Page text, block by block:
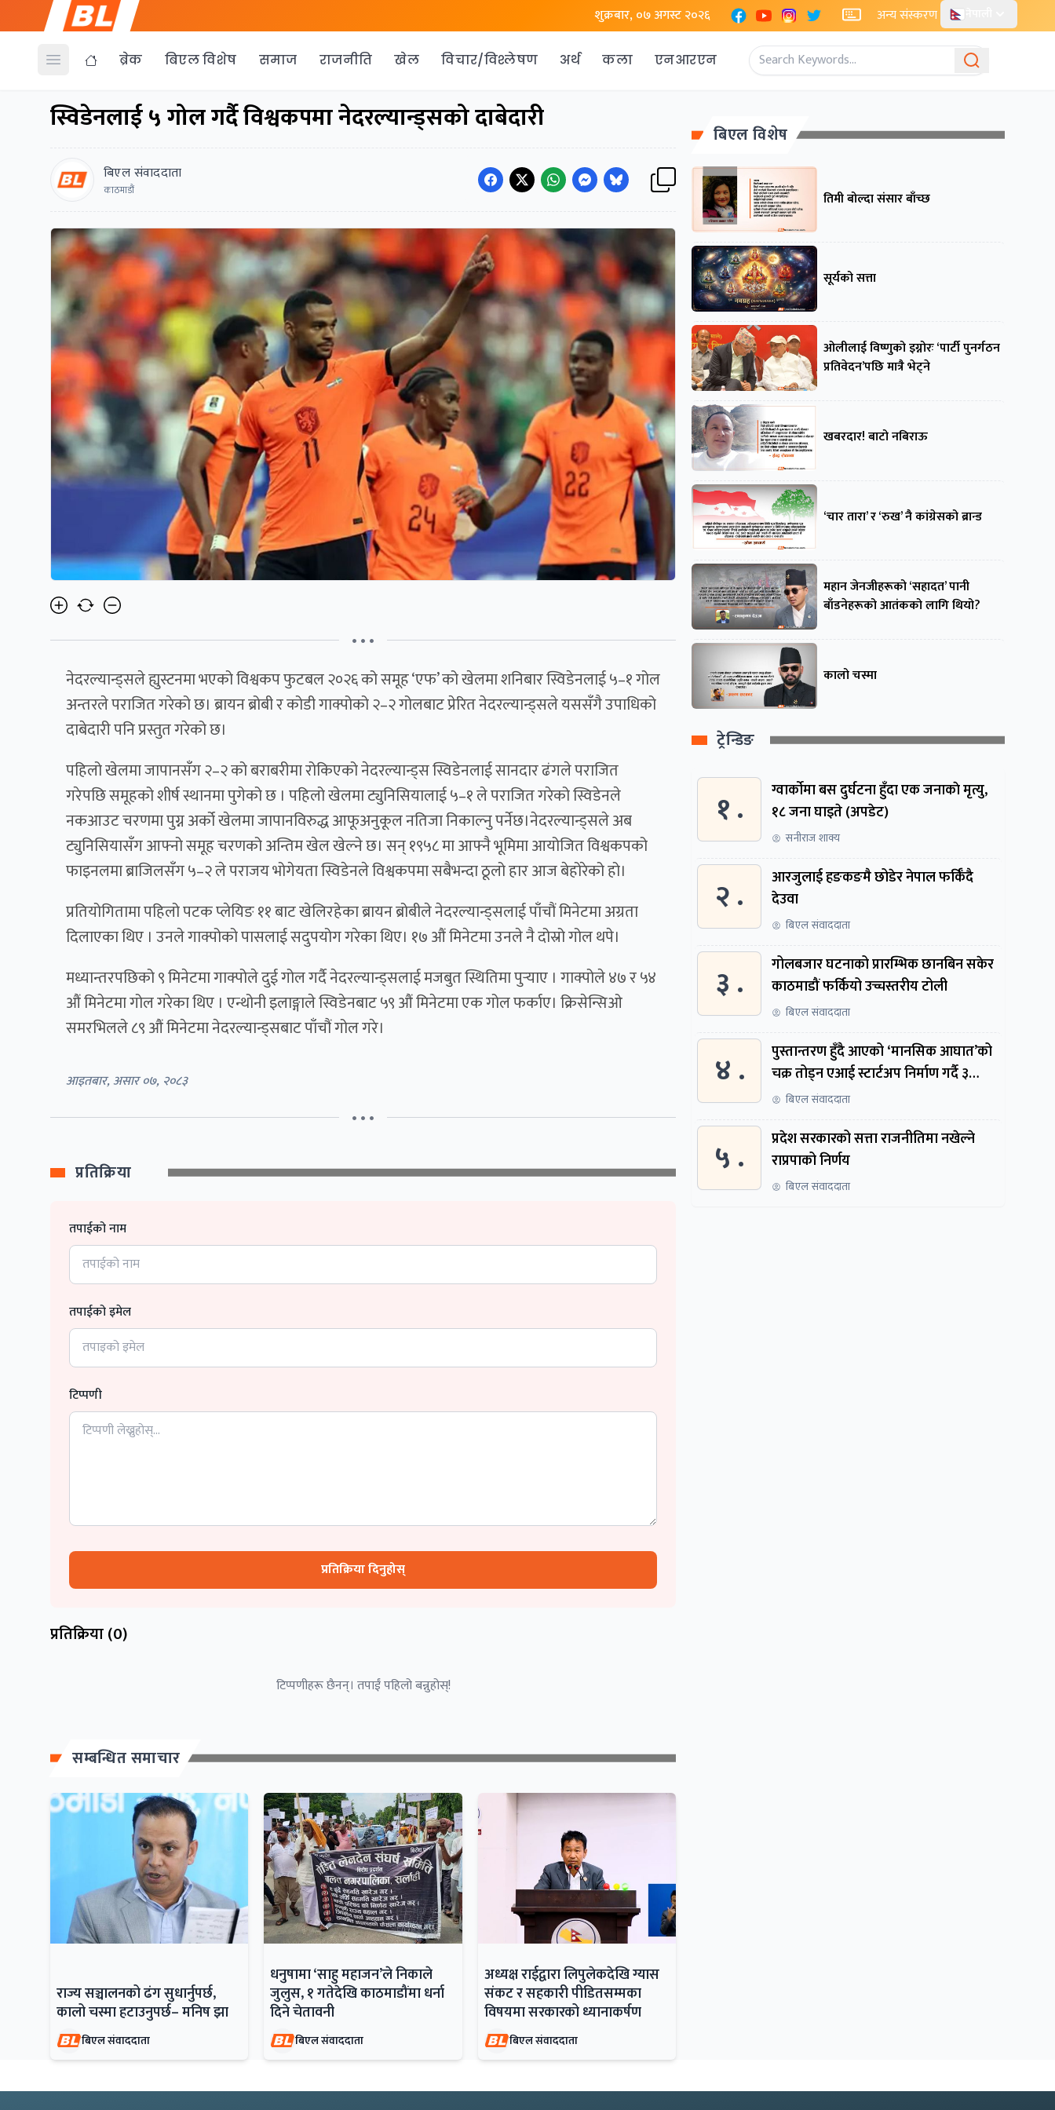
शुक्रबार, ०७ अगस्ट २०२६ FacebookYouTubeInstagram
X अन्य संस्करण
Open menu ब्रेक बिएल विशेष समाज राजनीति खेल विचार/विश्लेषण अर्थ कला एनआरएन
स्विडेनलाई ५ गोल गर्दै विश्वकपमा नेदरल्यान्ड्सको दाबेदारी
बिएल संवाददाता
काठमाडौं
• • •
नेदरल्यान्ड्सले ह्युस्टनमा भएको विश्वकप फुटबल २०२६ को समूह ‘एफ’ को खेलमा शनिबार स्विडेनलाई ५–१ गोल
अन्तरले पराजित गरेको छ। ब्रायन ब्रोबी र कोडी गाक्पोको २–२ गोलबाट प्रेरित नेदरल्यान्ड्सले यससँगै उपाधिको
दाबेदारी पनि प्रस्तुत गरेको छ।
पहिलो खेलमा जापानसँग २–२ को बराबरीमा रोकिएको नेदरल्यान्ड्स स्विडेनलाई सानदार ढंगले पराजित
गरेपछि समूहको शीर्ष स्थानमा पुगेको छ । पहिलो खेलमा ट्युनिसियालाई ५–१ ले पराजित गरेको स्विडेनले
नकआउट चरणमा पुग्न अर्को खेलमा जापानविरुद्ध आफूअनुकूल नतिजा निकाल्नु पर्नेछ।नेदरल्यान्ड्सले अब
ट्युनिसियासँग आफ्नो समूह चरणको अन्तिम खेल खेल्ने छ। सन् १९५८ मा आफ्नै भूमिमा आयोजित विश्वकपको
फाइनलमा ब्राजिलसँग ५–२ ले पराजय भोगेयता स्विडेनले विश्वकपमा सबैभन्दा ठूलो हार आज बेहोरेको हो।
प्रतियोगितामा पहिलो पटक प्लेयिङ ११ बाट खेलिरहेका ब्रायन ब्रोबीले नेदरल्यान्ड्सलाई पाँचौं मिनेटमा अग्रता
दिलाएका थिए । उनले गाक्पोको पासलाई सदुपयोग गरेका थिए। १७ औं मिनेटमा उनले नै दोस्रो गोल थपे।
मध्यान्तरपछिको ९ मिनेटमा गाक्पोले दुई गोल गर्दै नेदरल्यान्ड्सलाई मजबुत स्थितिमा पुर्‍याए । गाक्पोले ४७ र ५४
औं मिनेटमा गोल गरेका थिए । एन्थोनी इलाङ्गाले स्विडेनबाट ५९ औं मिनेटमा एक गोल फर्काए। क्रिसेन्सिओ
समरभिलले ८९ औं मिनेटमा नेदरल्यान्ड्सबाट पाँचौं गोल गरे।
आइतबार, असार ०७, २०८३
• • •
प्रतिक्रिया
तपाईको नाम
तपाईको इमेल
टिप्पणी
प्रतिक्रिया दिनुहोस्
प्रतिक्रिया (0)
टिप्पणीहरू छैनन्। तपाईं पहिलो बन्नुहोस्!
सम्बन्धित समाचार
राज्य सञ्चालनको ढंग सुधार्नुपर्छ,
कालो चस्मा हटाउनुपर्छ– मनिष झा
बिएल संवाददाता
धनुषामा ‘साहु महाजन’ले निकाले
जुलुस, १ गतेदेखि काठमाडौंमा धर्ना
दिने चेतावनी
बिएल संवाददाता
अध्यक्ष राईद्वारा लिपुलेकदेखि ग्यास
संकट र सहकारी पीडितसम्मका
विषयमा सरकारको ध्यानाकर्षण
बिएल संवाददाता
बिएल विशेष
तिमी बोल्दा संसार बाँच्छ
सूर्यको सत्ता
ओलीलाई विष्णुको इग्नोरः ‘पार्टी पुनर्गठन
प्रतिवेदन’पछि मात्रै भेट्ने
खबरदार! बाटो नबिराऊ
‘चार तारा’ र ‘रुख’ नै कांग्रेसको ब्रान्ड
महान जेनजीहरूको ‘सहादत’ पानी
बाँडनेहरूको आतंकको लागि थियो?
कालो चस्मा
ट्रेन्डिङ
१ .
ग्वार्काेमा बस दुर्घटना हुँदा एक जनाकाे मृत्यु,
१८ जना घाइते (अपडेट)
सनीराज शाक्य
२ .
आरजुलाई हङकङमै छोडेर नेपाल फर्किँदै
देउवा
बिएल संवाददाता
३ .
गोलबजार घटनाको प्रारम्भिक छानबिन सकेर
काठमाडौं फर्कियो उच्चस्तरीय टोली
बिएल संवाददाता
४ .
पुस्तान्तरण हुँदै आएको ‘मानसिक आघात’को
चक्र तोड्न एआई स्टार्टअप निर्माण गर्दै ३
नेपाली
बिएल संवाददाता
५ .
प्रदेश सरकारको सत्ता राजनीतिमा नखेल्ने
राप्रपाको निर्णय
बिएल संवाददाता